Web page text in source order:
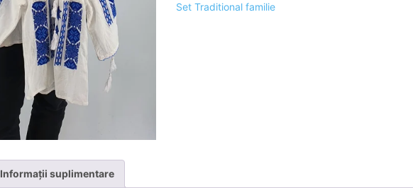
Set Traditional familie
Informații suplimentare